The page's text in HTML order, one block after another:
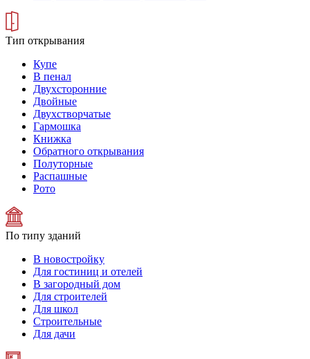
Тип открывания
Купе
В пенал
Двухсторонние
Двойные
Двухстворчатые
Гармошка
Книжка
Обратного открывания
Полуторные
Распашные
Рото
По типу зданий
В новостройку
Для гостиниц и отелей
В загородный дом
Для строителей
Для школ
Строительные
Для дачи